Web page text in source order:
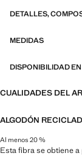
DETALLES,
MEDIDAS
DISPONIBILIDAD
CUALIDADES DEL
ALGODÓN
Al menos 20 %
Esta fibra se obtiene